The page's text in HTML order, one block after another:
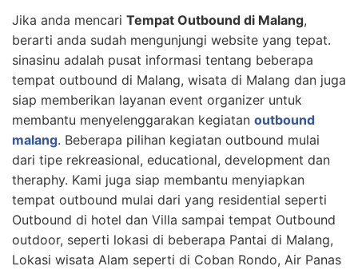
Jika anda mencari Tempat Outbound di Malang,
berarti anda sudah mengunjungi website yang tepat.
sinasinu adalah pusat informasi tentang beberapa
tempat outbound di Malang, wisata di Malang dan juga
siap memberikan layanan event organizer untuk
membantu menyelenggarakan kegiatan outbound
malang. Beberapa pilihan kegiatan outbound mulai
dari tipe rekreasional, educational, development dan
theraphy. Kami juga siap membantu menyiapkan
tempat outbound mulai dari yang residential seperti
Outbound di hotel dan Villa sampai tempat Outbound
outdoor, seperti lokasi di beberapa Pantai di Malang,
Lokasi wisata Alam seperti di Coban Rondo, Air Panas